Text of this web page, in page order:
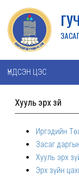
ҮНДСЭН ЦЭС
Хууль эрх зүй
Иргэдийн
Засаг
Хууль эрх
Эрх зүйн